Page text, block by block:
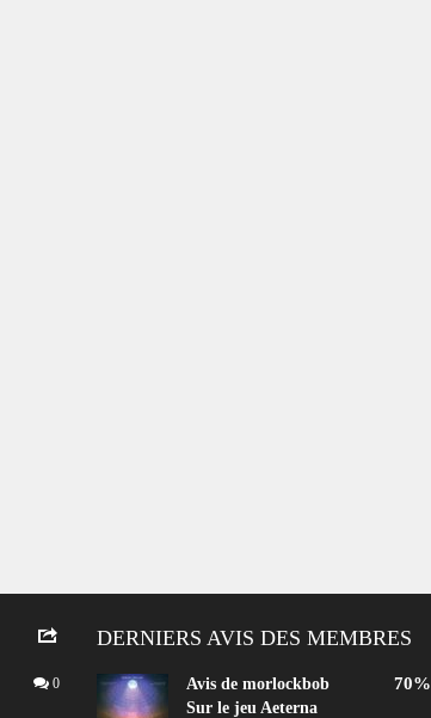
0
DERNIERS AVIS DES MEMBRES
Avis de morlockbob
Sur le jeu Aeterna
70%